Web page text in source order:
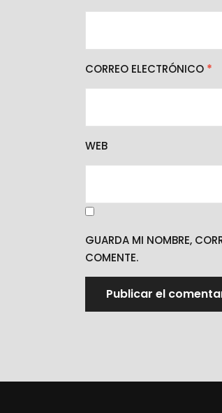
CORREO ELECTRÓNICO *
WEB
GUARDA MI NOMBRE,
COMENTE.